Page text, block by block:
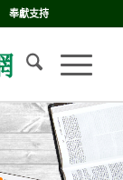
奉獻支持